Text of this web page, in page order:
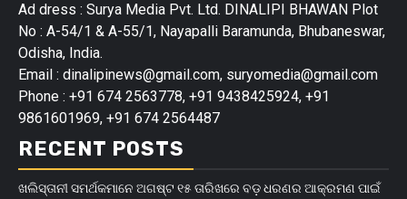
Ad dress : Surya Media Pvt. Ltd. DINALIPI BHAWAN Plot
No : A-54/1 & A-55/1, Nayapalli Baramunda, Bhubaneswar,
Odisha, India.
Email : dinalipinews@gmail.com, suryomedia@gmail.com
Phone : +91 674 2563778, +91 9438425924, +91
9861601969, +91 674 2564487
RECENT POSTS
ଖଲିସ୍ତାନୀ ସମର୍ଥକମାନେ ଅଗଷ୍ଟ ୧୫ ତାରିଖରେ ବଡ଼ ଧରଣର ଆକ୍ରମଣ ପାଇଁ